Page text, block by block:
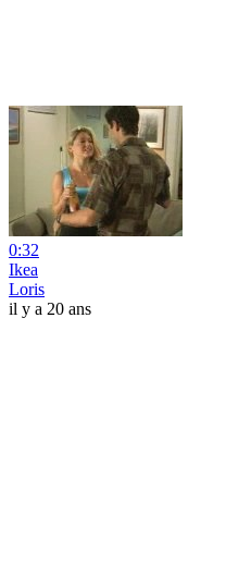
0:32
Ikea
Loris
il y a 20 ans